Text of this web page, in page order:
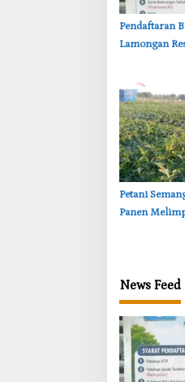
Pendaftaran
Lamongan
Petani
Panen
News Feed